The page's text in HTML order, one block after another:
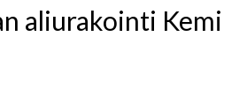
aliurakointi Kemi